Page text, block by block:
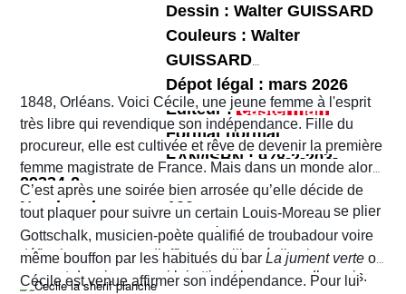
Dessin : Walter GUISSARD
Couleurs : Walter
GUISSARD
Dépot légal : mars 2026
Editeur :
Format normal
EAN/ISBN : 978-2-203-
29334-2
Nombre de pages :120
1848, Orléans. Voici Cécile, une jeune femme à l'esprit
très libre qui revendique son indépendance. Fille du
procureur, elle est cultivée et rêve de devenir la première
femme magistrate de France. Mais dans un monde alors
très machiste, elle est confrontée à une institution
judiciaire exclusivement masculine. Refusant de se plier
aux conventions sociales de l'époque, elle ne cesse de
défier les normes et d’affirmer sa liberté d’action en
prenant des risques qui lui attirent beaucoup d’ennuis.
C’est après une soirée bien arrosée qu’elle décide de
tout plaquer pour suivre un certain Louis-Moreau
Gottschalk, musicien-poète qualifié de troubadour voire
même bouffon par les habitués du bar La jument verte où
Cécile est venue affirmer son indépendance. Pour lui